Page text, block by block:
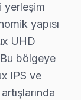
– Yerinde
LED TV
yok
yerleşim
yapısı
UHD
bölgeye
IPS ve